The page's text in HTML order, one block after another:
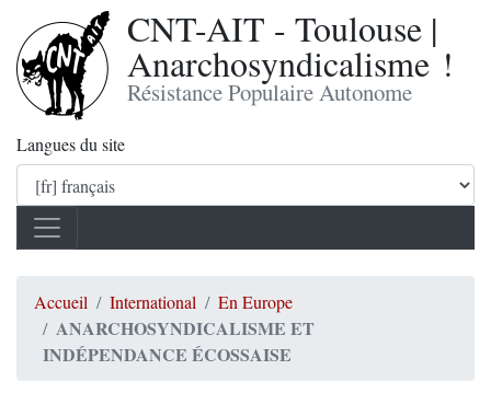
CNT-AIT - Toulouse |
Anarchosyndicalisme !
Résistance Populaire Autonome
Langues du site
Accueil International En Europe
ANARCHOSYNDICALISME ET
INDÉPENDANCE ÉCOSSAISE